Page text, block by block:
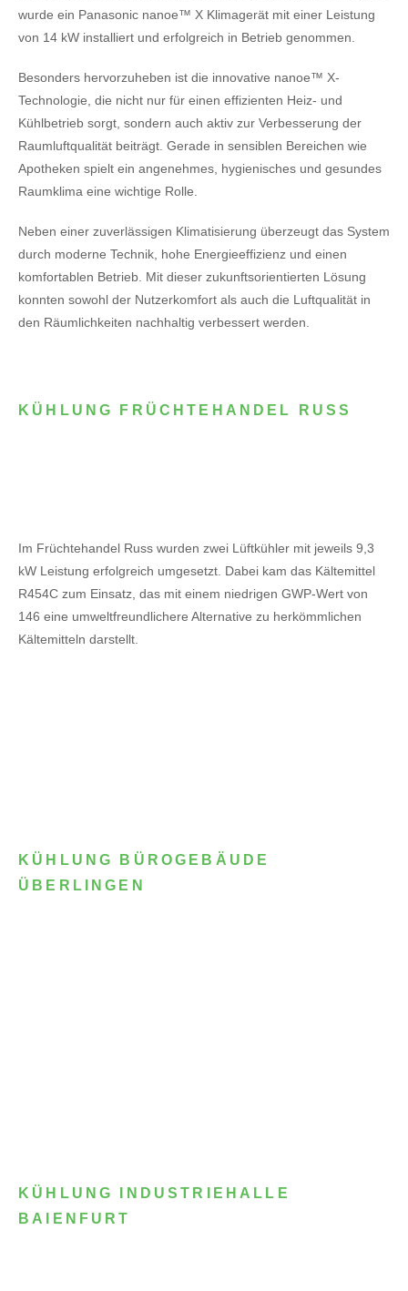
wurde ein Panasonic nanoe™ X Klimagerät mit einer Leistung
von 14 kW installiert und erfolgreich in Betrieb genommen.
Besonders hervorzuheben ist die innovative nanoe™ X-
Technologie, die nicht nur für einen effizienten Heiz- und
Kühlbetrieb sorgt, sondern auch aktiv zur Verbesserung der
Raumluftqualität beiträgt. Gerade in sensiblen Bereichen wie
Apotheken spielt ein angenehmes, hygienisches und gesundes
Raumklima eine wichtige Rolle.
Neben einer zuverlässigen Klimatisierung überzeugt das System
durch moderne Technik, hohe Energieeffizienz und einen
komfortablen Betrieb. Mit dieser zukunftsorientierten Lösung
konnten sowohl der Nutzerkomfort als auch die Luftqualität in
den Räumlichkeiten nachhaltig verbessert werden.
KÜHLUNG FRÜCHTEHANDEL RUSS
Im Früchtehandel Russ wurden zwei Lüftkühler mit jeweils 9,3
kW Leistung erfolgreich umgesetzt. Dabei kam das Kältemittel
R454C zum Einsatz, das mit einem niedrigen GWP-Wert von
146 eine umweltfreundlichere Alternative zu herkömmlichen
Kältemitteln darstellt.
KÜHLUNG BÜROGEBÄUDE
ÜBERLINGEN
KÜHLUNG INDUSTRIEHALLE
BAIENFURT